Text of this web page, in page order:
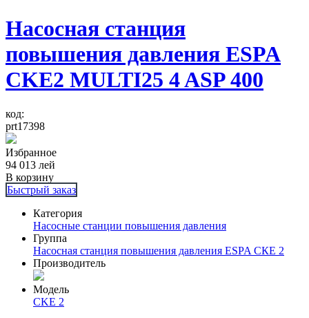
Насосная станция
повышения давления ESPA
CKE2 MULTI25 4 ASP 400
код:
prt17398
Избранное
94 013 лей
В корзину
Быстрый заказ
Категория
Насосные станции повышения давления
Группа
Насосная станция повышения давления ESPA СКЕ 2
Производитель
Модель
CKE 2